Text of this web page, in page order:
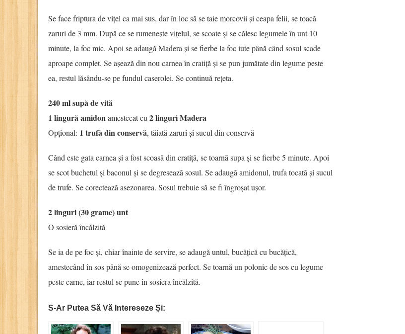
Se face friptura de vițel ca mai sus, dar în loc să se taie morcovii și ceapa felii, se toacă
zaruri de 3 mm. După ce se rumenește vițelul, se scoate și se călesc legumele în unt 10
minute, la foc mic. Apoi se adaugă Madera și se fierbe la foc iute până când sosul scade
aproape complet. Se așează din nou carnea în cratiță și se pun jumătate din legume peste
ea, restul lăsându-se pe fundul caserolei. Se continuă rețeta.
240 ml supă de vită
1 lingură amidonamestecat cu 2 linguri Madera
Opțional: 1 trufă din conservă, tăiată zaruri și sucul din conservă
Când este gata carnea și a fost scoasă din cratiță, se toarnă supa și se fierbe 5 minute. Apoi
se scot buchetul și baconul și se degresează sosul. Se adaugă amidonul, trufa tocată și sucul
de trufe. Se corectează asezonarea. Sosul trebuie să se fi îngroșat ușor.
2 linguri (30 grame) unt
O sosieră încălzită
Se ia de pe foc și, chiar înainte de servire, se adaugă untul, bucățică cu bucățică,
amestecând în sos până se omogenizează perfect. Se toarnă un polonic de sos cu legume
peste carne, iar restul se pune în sosiera încălzită.
S-Ar Putea Să Vă Intereseze Și: